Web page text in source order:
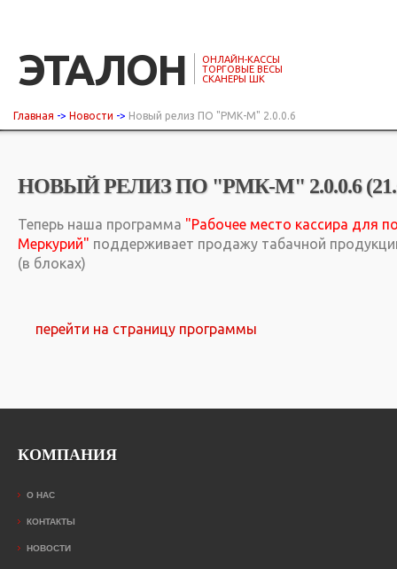
ЭТАЛОН
ОНЛАЙН-КАССЫ
ТОРГОВЫЕ ВЕСЫ
СКАНЕРЫ ШК
Главная -> Новости -> Новый релиз ПО "РМК-М" 2.0.0.6
НОВЫЙ РЕЛИЗ ПО "РМК-М" 2.0.0.6
Теперь наша программа "Рабочее место кассира для
Меркурий" поддерживает продажу табачной
(в блоках)
перейти на страницу программы
КОМПАНИЯ
О НАС
КОНТАКТЫ
НОВОСТИ